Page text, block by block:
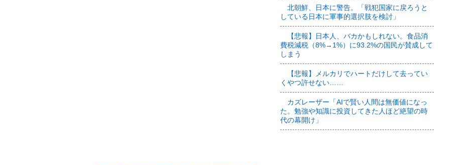
北朝鮮、日本に警告。「戦犯国家に戻ろうと
している日本に軍事的選択肢を検討」
【悲報】日本人、バカかもしれない。食品消
費税減税（8%→1%）に93.2%の国民が賛成して
しまう
【悲報】メルカリでハートだけして去ってい
くやつ許せない……
カズレーザー「AIで賢い人間は無価値になっ
た。勉強や知識に投資してきた人ほど絶望の時
代の幕開け」